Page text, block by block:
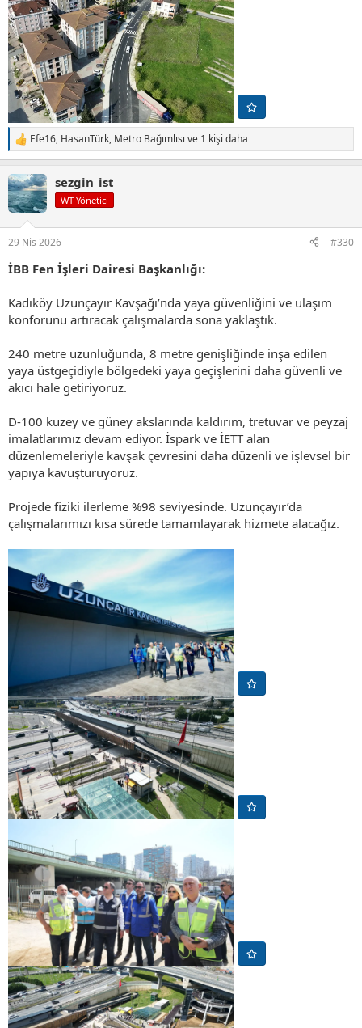
T
e
k
i
l
:
Efe16, HasanTürk, Metro Bağımlısı ve 1 kişi daha
sezgin_ist
WT Yönetici
29 Nis 2026 #330
İBB Fen İşleri Dairesi Başkanlığı:
Kadıköy Uzunçayır Kavşağı’nda yaya güvenliğini ve ulaşım
konforunu artıracak çalışmalarda sona yaklaştık.
240 metre uzunluğunda, 8 metre genişliğinde inşa edilen
yaya üstgeçidiyle bölgedeki yaya geçişlerini daha güvenli ve
akıcı hale getiriyoruz.
D-100 kuzey ve güney akslarında kaldırım, tretuvar ve peyzaj
imalatlarımız devam ediyor. İspark ve İETT alan
düzenlemeleriyle kavşak çevresini daha düzenli ve işlevsel bir
yapıya kavuşturuyoruz.
Projede fiziki ilerleme %98 seviyesinde. Uzunçayır’da
çalışmalarımızı kısa sürede tamamlayarak hizmete alacağız.